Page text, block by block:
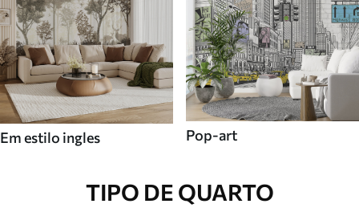
Em estilo ingles Pop-art
TIPO DE QUARTO